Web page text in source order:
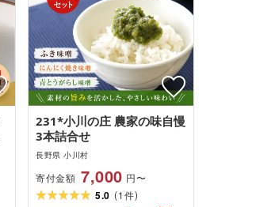
231*小川の庄 農家の味自慢
3本詰合せ
長野県 小川村
寄付金額 7,000 円〜
5.0 (1件)